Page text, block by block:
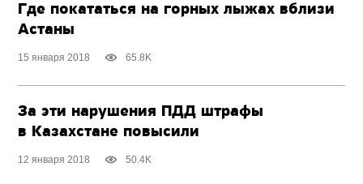
Где покататься на горных лыжах вблизи
Астаны
15 января 2018 65.8K
За эти нарушения ПДД штрафы
в Казахстане повысили
12 января 2018 50.4K